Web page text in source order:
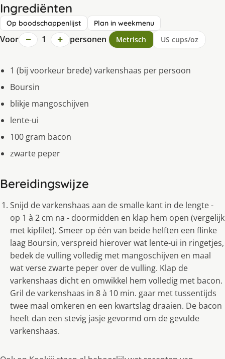
Ingrediënten
Op boodschappenlijst Plan in weekmenu
Voor − 1 + personen Metrisch US cups/oz
1 (bij voorkeur brede) varkenshaas per persoon
Boursin
blikje mangoschijven
lente-ui
100 gram bacon
zwarte peper
Bereidingswijze
Snijd de varkenshaas aan de smalle kant in de lengte -
op 1 à 2 cm na - doormidden en klap hem open (vergelijk
met kipfilet). Smeer op één van beide helften een flinke
laag Boursin, verspreid hierover wat lente-ui in ringetjes,
bedek de vulling volledig met mangoschijven en maal
wat verse zwarte peper over de vulling. Klap de
varkenshaas dicht en omwikkel hem volledig met bacon.
Gril de varkenshaas in 8 à 10 min. gaar met tussentijds
twee maal omkeren en een kwartslag draaien. De bacon
heeft dan een stevig jasje gevormd om de gevulde
varkenshaas.